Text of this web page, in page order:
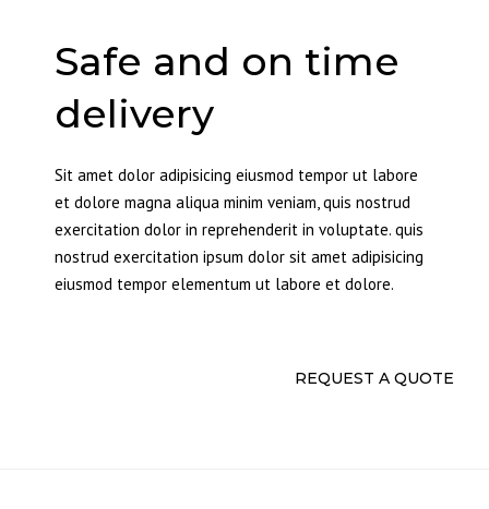
Safe and on time
delivery
Sit amet dolor adipisicing eiusmod tempor ut labore
et dolore magna aliqua minim veniam, quis nostrud
exercitation dolor in reprehenderit in voluptate. quis
nostrud exercitation ipsum dolor sit amet adipisicing
eiusmod tempor elementum ut labore et dolore.
REQUEST A QUOTE